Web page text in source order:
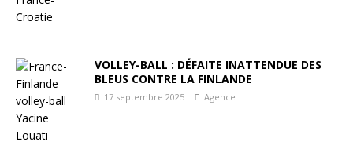
VOLLEY-BALL : DÉFAITE INATTENDUE DES
BLEUS CONTRE LA FINLANDE
17 septembre 2025 Agence